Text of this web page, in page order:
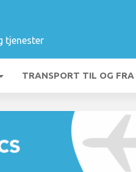
tjenester
TRANSPORT TIL OG